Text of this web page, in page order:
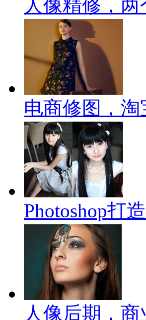
人像精修，
电商修图，
Photoshop打
人像后期，